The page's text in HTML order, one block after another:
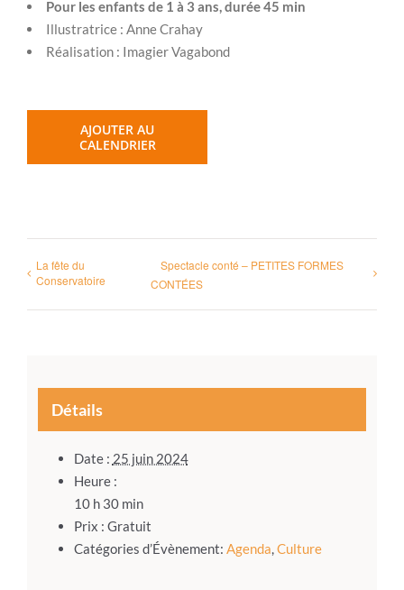
Pour les enfants de 1 à 3 ans, durée 45 min
Illustratrice : Anne Crahay
Réalisation : Imagier Vagabond
AJOUTER AU
CALENDRIER
La fête du
Conservatoire
Spectacle conté – PETITES FORMES
CONTÉES
Détails
Date : 25 juin 2024
Heure :
10 h 30 min
Prix : Gratuit
Catégories d’Évènement: Agenda Culture